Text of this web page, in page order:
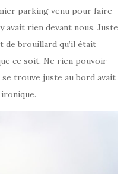
parking venu pour faire
avait rien devant nous. Juste
de brouillard qu’il était
ce soit. Ne rien pouvoir
se trouve juste au bord avait